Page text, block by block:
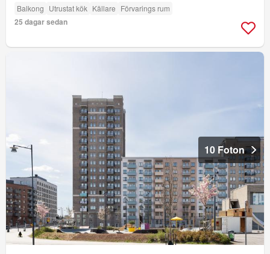
Balkong Utrustat kök Källare Förvarings rum
25 dagar sedan
10 Foton